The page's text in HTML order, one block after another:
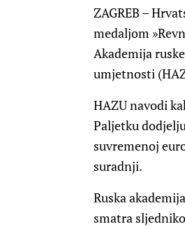
ZAGREB –
medaljom
Akademija
umjetnosti
HAZU navodi
Paljetku
suvremenoj
suradnji.
Ruska
smatra